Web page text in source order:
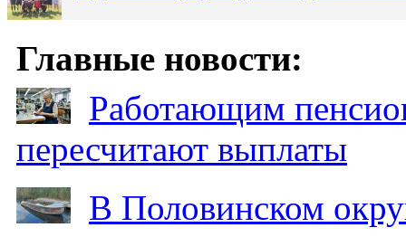
Главные новости:
Работающим
пересчитают выплаты
В Половинском